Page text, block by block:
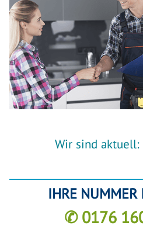
Wir sind aktuell:
IHRE NUMMER
✆ 0176